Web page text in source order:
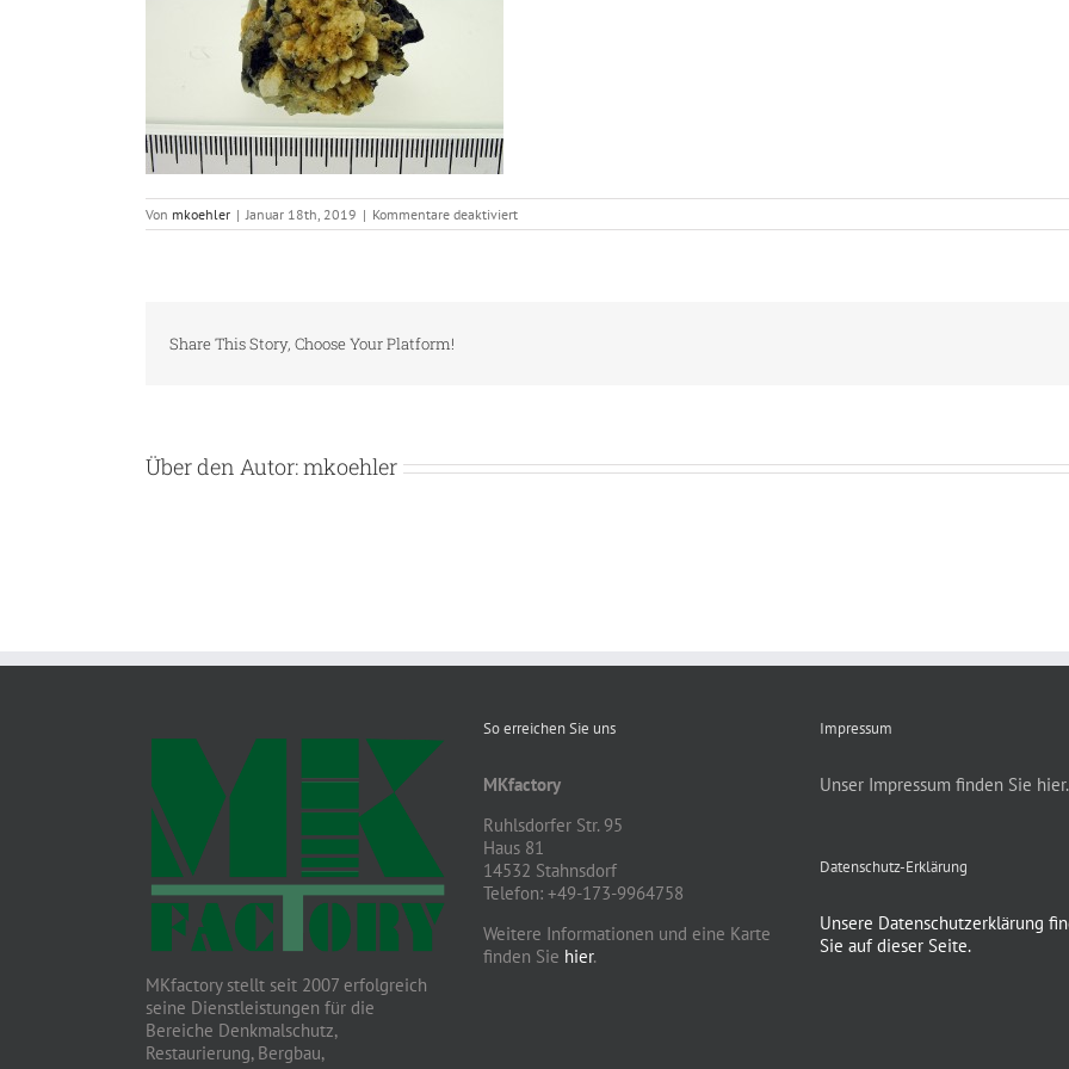
Von mkoehler | Januar 18th, 2019 | Kommentare deaktiviertfür
herderitgr1
Share This Story, Choose Your Platform!
Über den Autor:mkoehler
MKfactory stellt seit 2007 erfolgreich
seine Dienstleistungen für die
Bereiche Denkmalschutz,
Restaurierung, Bergbau,
So erreichen Sie uns
MKfactory
Ruhlsdorfer Str. 95
Haus 81
14532 Stahnsdorf
Telefon: +49-173-9964758
Weitere Informationen und eine Karte
finden Sie hier.
Impressum
Unser Impressum finden Sie hier.
Datenschutz-Erklärung
Unsere Datenschutzerklärung
Sie auf dieser Seite.